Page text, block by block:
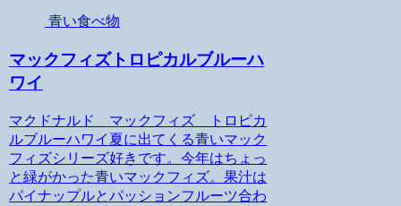
青い食べ物
マックフィズトロピカルブルーハ
ワイ
マクドナルド マックフィズ トロピカ
ルブルーハワイ夏に出てくる青いマック
フィズシリーズ好きです。今年はちょっ
と緑がかった青いマックフィズ。果汁は
パイナップルとパッションフルーツ合わ